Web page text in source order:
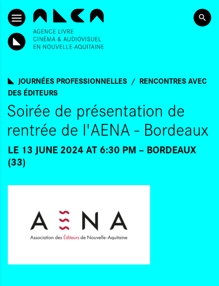
SKIP TO CONTENT
JOURNÉES PROFESSIONNELLES
RENCONTRES AVEC
DES ÉDITEURS
Soirée de présentation de
rentrée de l'AENA - Bordeaux
LE 13 JUNE 2024 AT 6:30 PM
BORDEAUX
(33)